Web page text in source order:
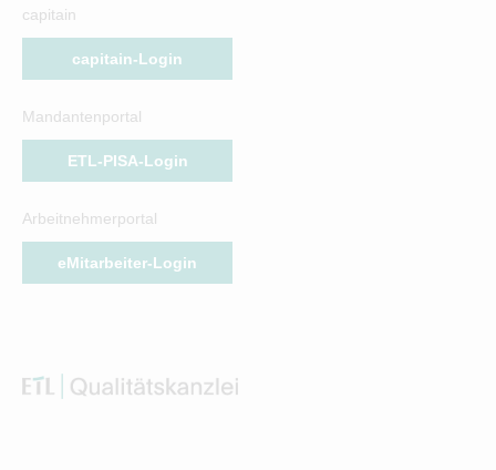
capitain
capitain-Login
Mandantenportal
ETL-PISA-Login
Arbeitnehmerportal
eMitarbeiter-Login